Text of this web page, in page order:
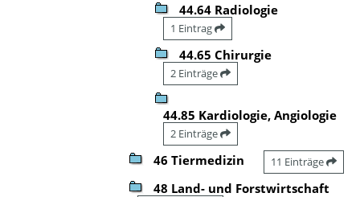
44.64 Radiologie
1 Eintrag
44.65 Chirurgie
2 Einträge
44.85 Kardiologie, Angiologie
2 Einträge
46 Tiermedizin 11 Einträge
48 Land- und Forstwirtschaft